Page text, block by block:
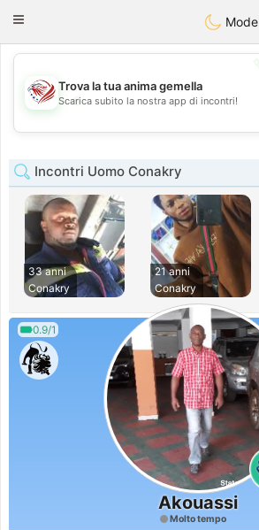
StatesDating
Toggle
Mode
💖
💕
Trova la tua anima gemella
Scarica subito la nostra app di incontri!
Incontri Uomo Conakry
33 anni
Conakry
21 anni
Conakry
0.9/1
Akouassi
Molto tempo